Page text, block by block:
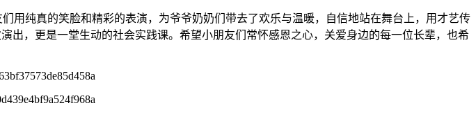
用纯真的笑脸和精彩的表演，为爷爷奶奶们带去了欢乐与温暖，自信地站在舞台上，用才艺传
出，更是一堂生动的社会实践课。希望小朋友们常怀感恩之心，关爱身边的每一位长辈，也希